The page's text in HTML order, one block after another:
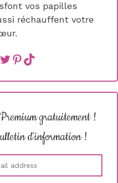
vos papilles
réchauffent votre
Twitter
Pinterest
TikTok
gratuitement !
d'information !